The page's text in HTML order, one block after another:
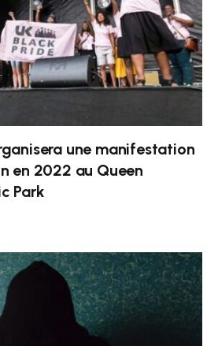
une manifestation
en 2022 au Queen
Park